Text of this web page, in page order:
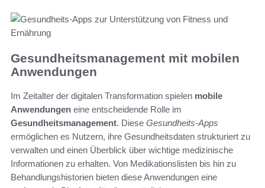
Gesundheitsmanagement mit mobilen
Anwendungen
Im Zeitalter der digitalen Transformation spielen mobile
Anwendungen eine entscheidende Rolle im
Gesundheitsmanagement. Diese Gesundheits-Apps
ermöglichen es Nutzern, ihre Gesundheitsdaten strukturiert zu
verwalten und einen Überblick über wichtige medizinische
Informationen zu erhalten. Von Medikationslisten bis hin zu
Behandlungshistorien bieten diese Anwendungen eine